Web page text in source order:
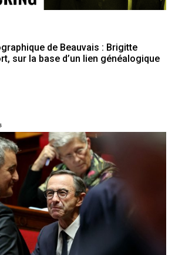
de Beauvais : Brigitte
sur la base d’un lien généalogique